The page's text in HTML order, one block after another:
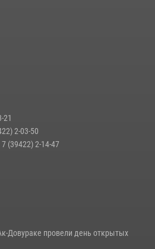
Росгвардии за
конфликтной ситуации
21
2-03-50
(39422) 2-14-47
Довураке провели день открытых